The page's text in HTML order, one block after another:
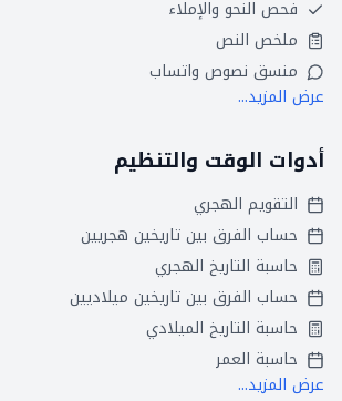
فحص النحو والإملاء
ملخص النص
منسق نصوص واتساب
عرض المزيد...
أدوات الوقت والتنظيم
التقويم الهجري
حساب الفرق بين تاريخين هجريين
حاسبة التاريخ الهجري
حساب الفرق بين تاريخين ميلاديين
حاسبة التاريخ الميلادي
حاسبة العمر
عرض المزيد...